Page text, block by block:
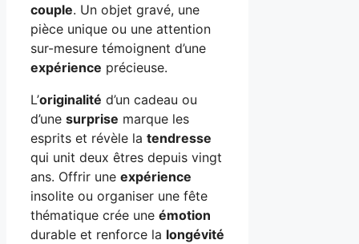
couple. Un objet gravé, une
pièce unique ou une attention
sur-mesure témoignent d’une
expérience précieuse.
L’originalité d’un cadeau ou
d’une surprise marque les
esprits et révèle la tendresse
qui unit deux êtres depuis vingt
ans. Offrir une expérience
insolite ou organiser une fête
thématique crée une émotion
durable et renforce la longévité